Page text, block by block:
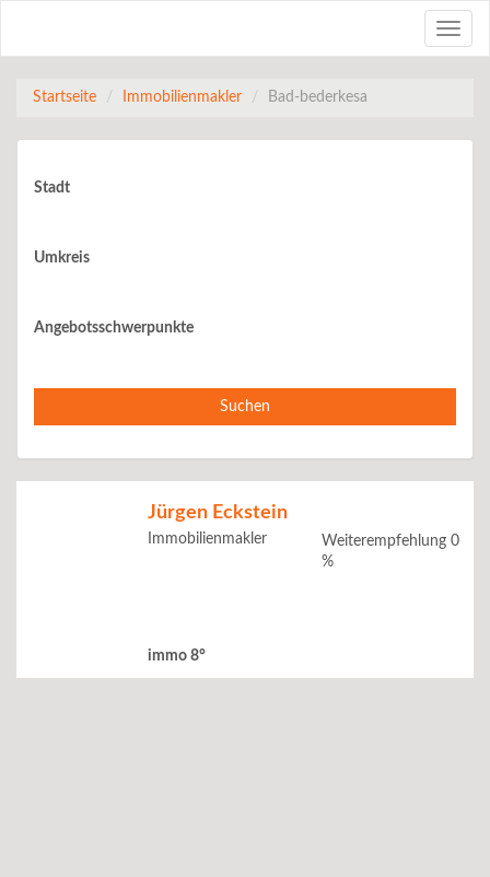
Toggle
Startseite Immobilienmakler Bad-bederkesa
Stadt
Umkreis
Angebotsschwerpunkte
Suchen
Jürgen Eckstein
Immobilienmakler
immo 8°
Weiterempfehlung 0
%